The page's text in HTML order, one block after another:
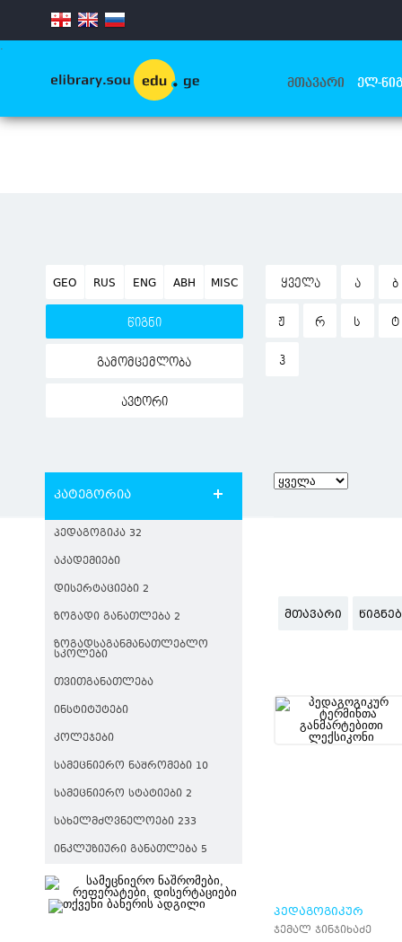
.
ᲛᲗᲐᲕᲐᲠᲘ ᲔᲚ-
GEO RUS ENG ABH MISC
წიგნი
გამომცემლობა
ავტორი
ᲧᲕᲔᲚᲐ Ა Ბ
Ჟ Რ Ს Ტ
Ჰ
კატეგორია
ᲞᲔᲓᲐᲒᲝᲒᲘᲙᲐ 32
ᲐᲙᲐᲓᲔᲛᲘᲔᲑᲘ
ᲓᲘᲡᲔᲠᲢᲐᲪᲘᲔᲑᲘ 2
ᲖᲝᲒᲐᲓᲘ ᲒᲐᲜᲐᲗᲚᲔᲑᲐ 2
ᲖᲝᲒᲐᲓᲡᲐᲒᲐᲜᲛᲐᲜᲐᲗᲚᲔᲑᲚᲝ
ᲡᲙᲝᲚᲔᲑᲘ
ᲗᲕᲘᲗᲒᲐᲜᲐᲗᲚᲔᲑᲐ
ᲘᲜᲡᲢᲘᲢᲣᲢᲔᲑᲘ
ᲙᲝᲚᲔᲯᲔᲑᲘ
ᲡᲐᲛᲔᲪᲜᲘᲔᲠᲝ ᲜᲐᲨᲠᲝᲛᲔᲑᲘ 10
ᲡᲐᲛᲔᲪᲜᲘᲔᲠᲝ ᲡᲢᲐᲢᲘᲔᲑᲘ 2
ᲡᲐᲮᲔᲚᲛᲫᲦᲕᲜᲔᲚᲝᲔᲑᲘ 233
ᲘᲜᲙᲚᲣᲖᲘᲣᲠᲘ ᲒᲐᲜᲐᲗᲚᲔᲑᲐ 5
ᲛᲗᲐᲕᲐᲠᲘ
ᲞᲔᲓᲐᲒᲝᲒᲘᲙᲣᲠ
ᲢᲔᲠᲛᲘᲜᲗᲐ
ჯემალ ჯინჯიხაძე